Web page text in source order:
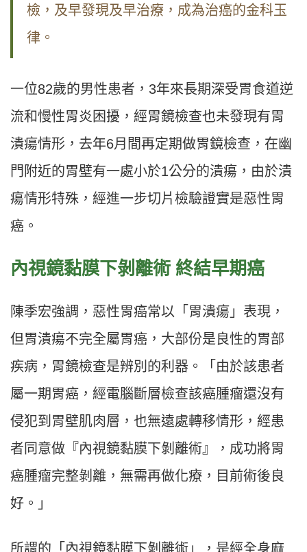
檢，及早發現及早治療，成為治癌的金科玉
律。
一位82歲的男性患者，3年來長期深受胃食道逆
流和慢性胃炎困擾，經胃鏡檢查也未發現有胃
潰瘍情形，去年6月間再定期做胃鏡檢查，在幽
門附近的胃壁有一處小於1公分的潰瘍，由於潰
瘍情形特殊，經進一步切片檢驗證實是惡性胃
癌。
內視鏡黏膜下剝離術 終結早期癌
陳季宏強調，惡性胃癌常以「胃潰瘍」表現，
但胃潰瘍不完全屬胃癌，大部份是良性的胃部
疾病，胃鏡檢查是辨別的利器。「由於該患者
屬一期胃癌，經電腦斷層檢查該癌腫瘤還沒有
侵犯到胃壁肌肉層，也無遠處轉移情形，經患
者同意做『內視鏡黏膜下剝離術』，成功將胃
癌腫瘤完整剝離，無需再做化療，目前術後良
好。」
所謂的「內視鏡黏膜下剝離術」，是經全身麻